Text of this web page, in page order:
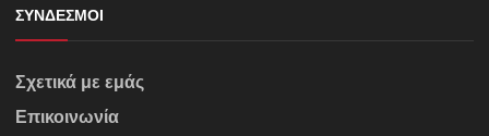
ΣΎΝΔΕΣΜΟΙ
Σχετικά με εμάς
Επικοινωνία